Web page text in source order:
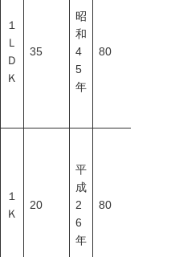
１
Ｌ
Ｄ
Ｋ
35
昭
和
4
5
年
80
１
Ｋ
20
平
成
2
6
年
80